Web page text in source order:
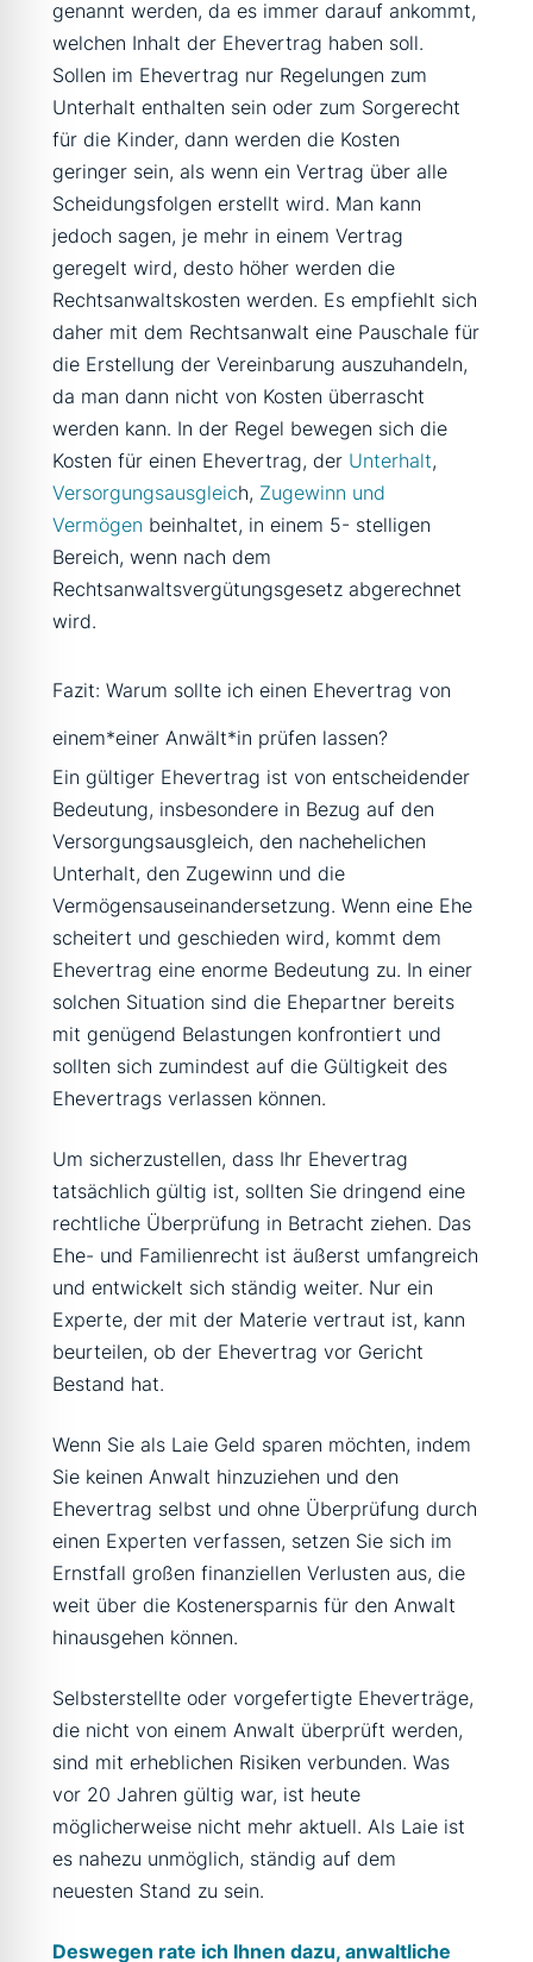
genannt werden, da es immer darauf ankommt,
welchen Inhalt der Ehevertrag haben soll.
Sollen im Ehevertrag nur Regelungen zum
Unterhalt enthalten sein oder zum Sorgerecht
für die Kinder, dann werden die Kosten
geringer sein, als wenn ein Vertrag über alle
Scheidungsfolgen erstellt wird. Man kann
jedoch sagen, je mehr in einem Vertrag
geregelt wird, desto höher werden die
Rechtsanwaltskosten werden. Es empfiehlt sich
daher mit dem Rechtsanwalt eine Pauschale für
die Erstellung der Vereinbarung auszuhandeln,
da man dann nicht von Kosten überrascht
werden kann. In der Regel bewegen sich die
Kosten für einen Ehevertrag, der Unterhalt,
Versorgungsausgleich, Zugewinn und
Vermögen beinhaltet, in einem 5- stelligen
Bereich, wenn nach dem
Rechtsanwaltsvergütungsgesetz abgerechnet
wird.
Fazit: Warum sollte ich einen Ehevertrag von
einem*einer Anwält*in prüfen lassen?
Ein gültiger Ehevertrag ist von entscheidender
Bedeutung, insbesondere in Bezug auf den
Versorgungsausgleich, den nachehelichen
Unterhalt, den Zugewinn und die
Vermögensauseinandersetzung. Wenn eine Ehe
scheitert und geschieden wird, kommt dem
Ehevertrag eine enorme Bedeutung zu. In einer
solchen Situation sind die Ehepartner bereits
mit genügend Belastungen konfrontiert und
sollten sich zumindest auf die Gültigkeit des
Ehevertrags verlassen können.
Um sicherzustellen, dass Ihr Ehevertrag
tatsächlich gültig ist, sollten Sie dringend eine
rechtliche Überprüfung in Betracht ziehen. Das
Ehe- und Familienrecht ist äußerst umfangreich
und entwickelt sich ständig weiter. Nur ein
Experte, der mit der Materie vertraut ist, kann
beurteilen, ob der Ehevertrag vor Gericht
Bestand hat.
Wenn Sie als Laie Geld sparen möchten, indem
Sie keinen Anwalt hinzuziehen und den
Ehevertrag selbst und ohne Überprüfung durch
einen Experten verfassen, setzen Sie sich im
Ernstfall großen finanziellen Verlusten aus, die
weit über die Kostenersparnis für den Anwalt
hinausgehen können.
Selbsterstellte oder vorgefertigte Eheverträge,
die nicht von einem Anwalt überprüft werden,
sind mit erheblichen Risiken verbunden. Was
vor 20 Jahren gültig war, ist heute
möglicherweise nicht mehr aktuell. Als Laie ist
es nahezu unmöglich, ständig auf dem
neuesten Stand zu sein.
Deswegen rate ich Ihnen dazu, anwaltliche